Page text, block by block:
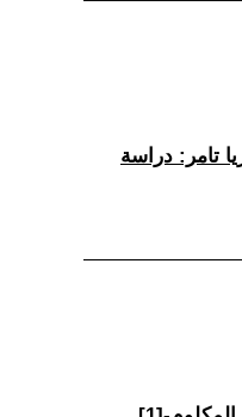
تامر: دراسة